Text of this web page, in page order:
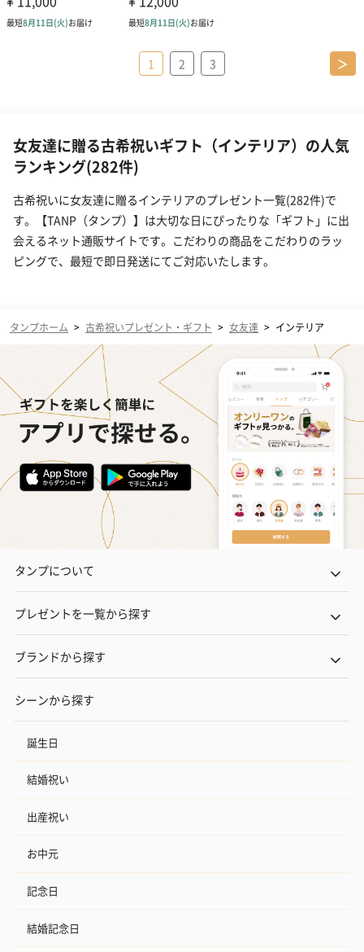
1 2 3 ＞
女友達に贈る古希祝いギフト（インテリア）の人気
ランキング(282件)
古希祝いに女友達に贈るインテリアのプレゼント一覧(282件)で
す。【TANP（タンプ）】は大切な日にぴったりな「ギフト」に出
会えるネット通販サイトです。こだわりの商品をこだわりのラッ
ピングで、最短で即日発送にてご対応いたします。
タンプホーム > 古希祝いプレゼント・ギフト > 女友達 > インテリア
タンプについて
プレゼントを一覧から探す
ブランドから探す
シーンから探す
誕生日
結婚祝い
出産祝い
お中元
記念日
結婚記念日